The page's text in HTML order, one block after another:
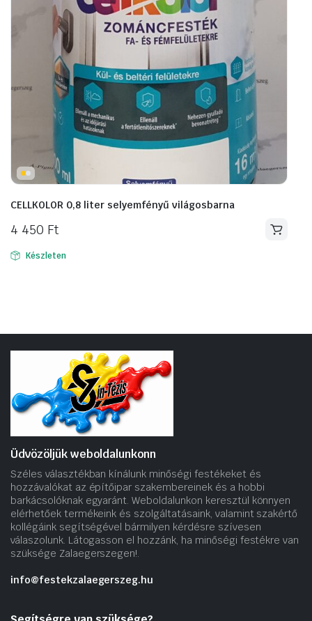
CELLKOLOR 0,8 liter selyemfényű világosbarna
4 450 Ft
Készleten
Üdvözöljük weboldalunkonn
Széles választékban kínálunk minőségi festékeket és
hozzávalókat az építőipar szakembereinek és a hobbi
barkácsolóknak egyaránt. Weboldalunkon keresztül könnyen
elérhetőek termékeink és szolgáltatásaink, valamint szakértő
kollégáink segítségével bármilyen kérdésre szívesen
válaszolunk. Látogasson el hozzánk, ha minőségi festékre van
szüksége Zalaegerszegen!.
info@festekzalaegerszeg.hu